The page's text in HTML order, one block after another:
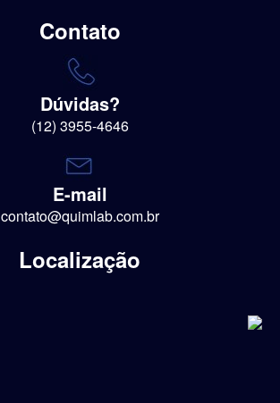
Contato
Dúvidas?
(12) 3955-4646
E-mail
contato@quimlab.com.br
Localização